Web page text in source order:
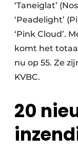
‘Taneiglat’
‘Peadelight’
‘Pink Cloud’.
komt het
nu op 55. Ze
KVBC.
20